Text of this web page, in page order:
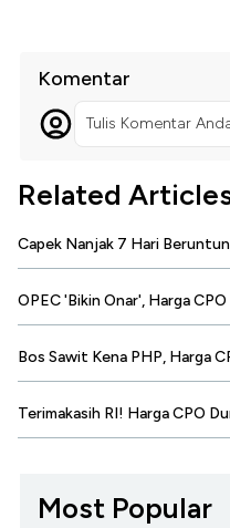
Komentar
Tulis Komentar
Related
Capek Nanjak 7 Hari
OPEC 'Bikin Onar', Harga
Bos Sawit Kena PHP, Harga
Terimakasih RI! Harga CPO
Most Popular